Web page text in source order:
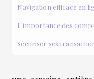
Navigation efficace en
L'importance des
Sécuriser ses